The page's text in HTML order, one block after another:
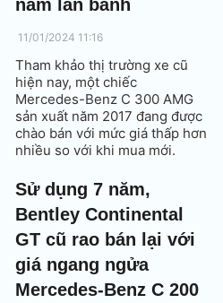
năm lăn bánh
11/01/2024 11:16
Tham khảo thị trường xe cũ
hiện nay, một chiếc
Mercedes-Benz C 300 AMG
sản xuất năm 2017 đang được
chào bán với mức giá thấp hơn
nhiều so với khi mua mới.
Sử dụng 7 năm,
Bentley Continental
GT cũ rao bán lại với
giá ngang ngửa
Mercedes-Benz C 200